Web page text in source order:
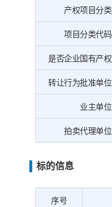
产权项目分类
项目分类代码
是否企业国有产权
转让行为批准单位
业主单位
拍卖代理单位
标的信息
序号